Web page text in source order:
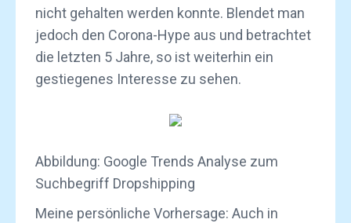
nicht gehalten werden konnte. Blendet man
jedoch den Corona-Hype aus und betrachtet
die letzten 5 Jahre, so ist weiterhin ein
gestiegenes Interesse zu sehen.
Abbildung: Google Trends Analyse zum
Suchbegriff Dropshipping
Meine persönliche Vorhersage: Auch in